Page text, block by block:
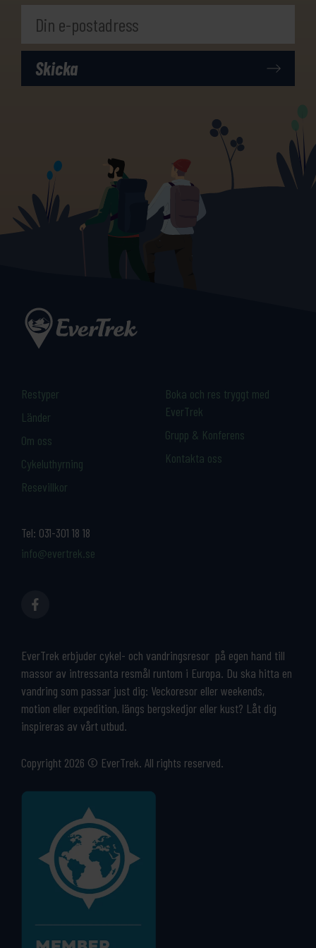
Tel: 031-301 18 18
info@evertrek.se
EverTrek erbjuder cykel- och vandringsresor på egen hand till
massor av intressanta resmål runtom i Europa. Du ska hitta en
vandring som passar just dig: Veckoresor eller weekends,
motion eller expedition, längs bergskedjor eller kust? Låt dig
inspireras av vårt utbud.
Copyright 2026 © EverTrek. All rights reserved.
Restyper
Länder
Om oss
Cykeluthyrning
Resevillkor
Boka och res tryggt med
EverTrek
Grupp & Konferens
Kontakta oss